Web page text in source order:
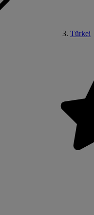
Türkei